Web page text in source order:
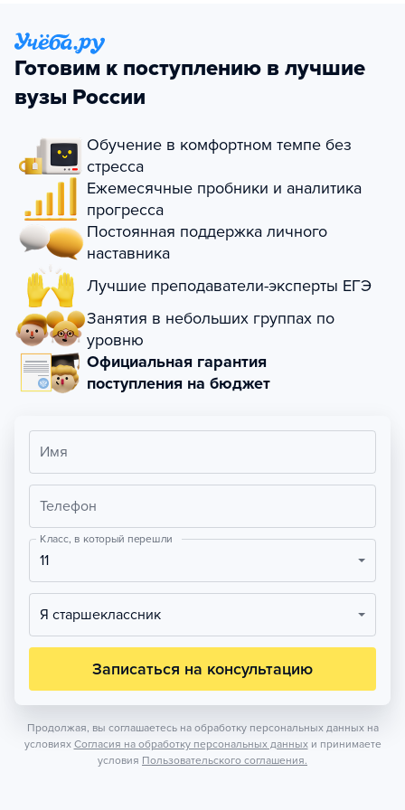
Готовим к поступлению в лучшие
вузы России
Обучение в комфортном темпе без
стресса
Ежемесячные пробники и аналитика
прогресса
Постоянная поддержка личного
наставника
Лучшие преподаватели-эксперты ЕГЭ
Занятия в небольших группах по
уровню
Официальная гарантия
поступления на бюджет
Имя
Телефон
Класс, в который перешли
11
Я старшеклассник
Записаться на консультацию
Продолжая, вы соглашаетесь на обработку персональных данных на
условиях Согласия на обработку персональных данных и принимаете
условия Пользовательского соглашения.